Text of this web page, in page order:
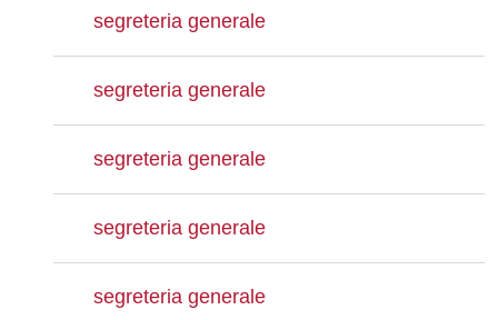
segreteria generale
segreteria generale
segreteria generale
segreteria generale
segreteria generale